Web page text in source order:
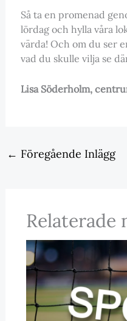
Så ta en promenad
lördag och hylla våra
värda! Och om du ser
vad du skulle vilja se
Lisa Söderholm,
← Föregående Inlägg
Relaterade